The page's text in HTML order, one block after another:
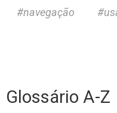
navegação
Glossário A-Z